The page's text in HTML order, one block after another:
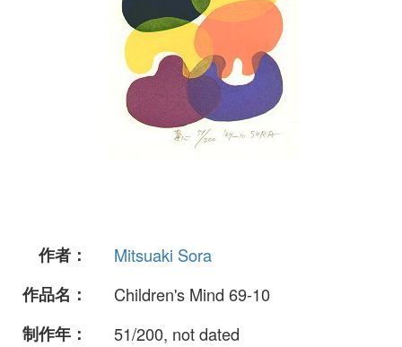
作者：
Mitsuaki Sora
作品名：
Children's Mind 69-10
制作年：
51/200, not dated